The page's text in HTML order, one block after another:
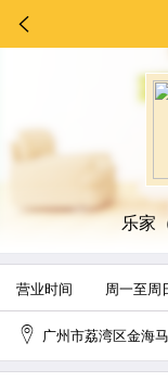
乐家
营业时间 周一至周
广州市荔湾区金海